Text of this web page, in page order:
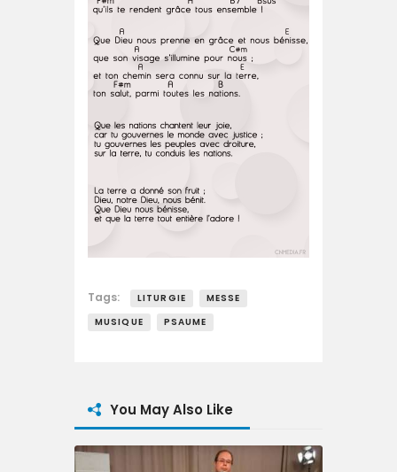
Tags: LITURGIE
MESSE
MUSIQUE
PSAUME
You May Also Like